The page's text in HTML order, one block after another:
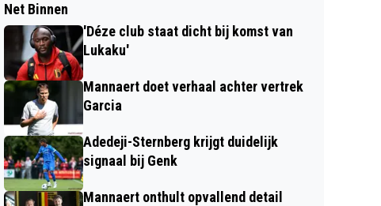
Net Binnen
'Déze club staat dicht bij komst van
Lukaku'
Mannaert doet verhaal achter vertrek
Garcia
Adedeji-Sternberg krijgt duidelijk
signaal bij Genk
Mannaert onthult opvallend detail